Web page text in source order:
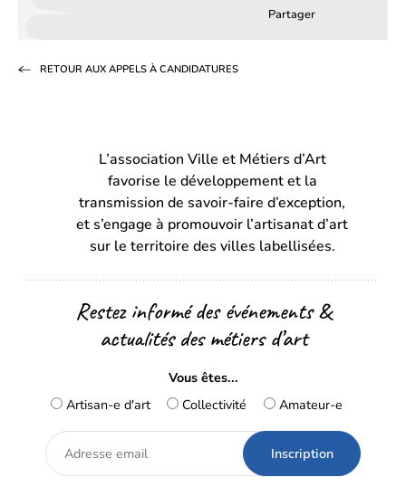
Partager
un
onglet)onglet)
RETOUR AUX APPELS À CANDIDATURES
L’association Ville et Métiers d’Art
favorise le développement et la
transmission de savoir-faire d’exception,
et s’engage à promouvoir l’artisanat d’art
sur le territoire des villes labellisées.
Restez informé des événements &
actualités des métiers d’art
Vous êtes...
Artisan-e d'art
Collectivité Amateur-e
Adresse
email